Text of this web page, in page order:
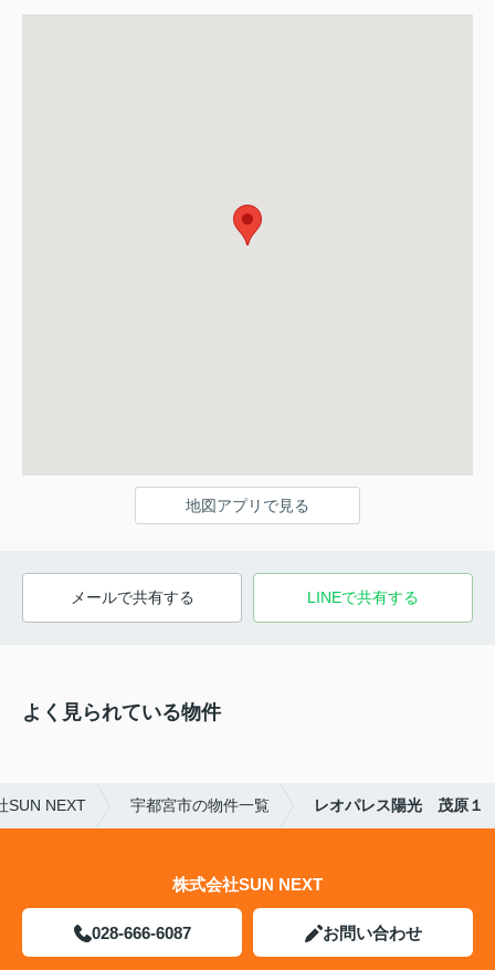
地図アプリで見る
メールで共有する LINEで共有する
よく見られている物件
SUN NEXT 宇都宮市の物件一覧 レオパレス陽光 茂原１
株式会社SUN NEXT
028-666-6087 お問い合わせ